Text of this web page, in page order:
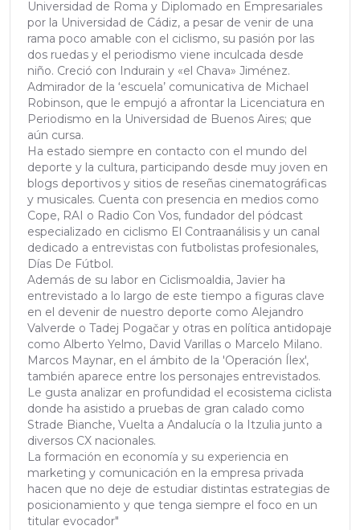
Universidad de Roma y Diplomado en Empresariales
por la Universidad de Cádiz, a pesar de venir de una
rama poco amable con el ciclismo, su pasión por las
dos ruedas y el periodismo viene inculcada desde
niño. Creció con Indurain y «el Chava» Jiménez.
Admirador de la ‘escuela’ comunicativa de Michael
Robinson, que le empujó a afrontar la Licenciatura en
Periodismo en la Universidad de Buenos Aires; que
aún cursa.
Ha estado siempre en contacto con el mundo del
deporte y la cultura, participando desde muy joven en
blogs deportivos y sitios de reseñas cinematográficas
y musicales. Cuenta con presencia en medios como
Cope, RAI o Radio Con Vos, fundador del pódcast
especializado en ciclismo El Contraanálisis y un canal
dedicado a entrevistas con futbolistas profesionales,
Días De Fútbol.
Además de su labor en Ciclismoaldia, Javier ha
entrevistado a lo largo de este tiempo a figuras clave
en el devenir de nuestro deporte como Alejandro
Valverde o Tadej Pogačar y otras en política antidopaje
como Alberto Yelmo, David Varillas o Marcelo Milano.
Marcos Maynar, en el ámbito de la 'Operación Ílex',
también aparece entre los personajes entrevistados.
Le gusta analizar en profundidad el ecosistema ciclista
donde ha asistido a pruebas de gran calado como
Strade Bianche, Vuelta a Andalucía o la Itzulia junto a
diversos CX nacionales.
La formación en economía y su experiencia en
marketing y comunicación en la empresa privada
hacen que no deje de estudiar distintas estrategias de
posicionamiento y que tenga siempre el foco en un
titular evocador"